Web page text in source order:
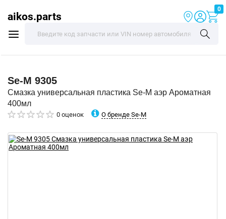
aikos.parts
0
Se-M 9305
Смазка универсальная пластика Se-M аэр Ароматная
400мл
0 оценок О бренде Se-M